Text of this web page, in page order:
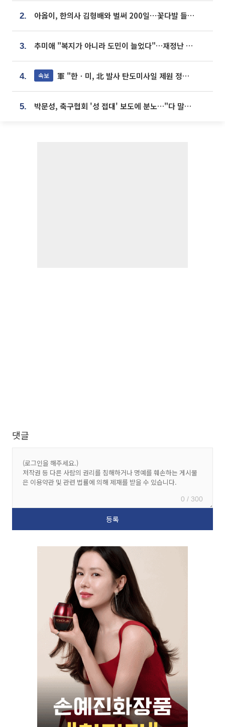
2. 아옳이, 한의사 김형배와 벌써 200일⋯꽃다발 들고 "프러포즈 아냐"
3. 추미애 "복지가 아니라 도민이 늘었다"…재정난 책임론 정면돌파
4. 속보 軍 "한ㆍ미, 北 발사 탄도미사일 제원 정밀분석 중"
5. 박문성, 축구협회 '성 접대' 보도에 분노…"다 말아먹으려고 작정했나"
댓글
0 / 300